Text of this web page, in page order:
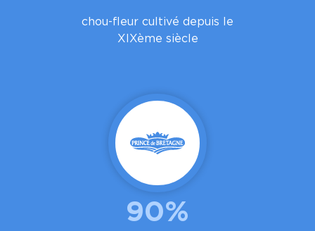
chou-fleur cultivé depuis le
XIXème siècle
90%